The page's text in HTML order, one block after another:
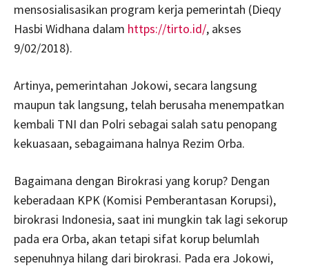
mensosialisasikan program kerja pemerintah (Dieqy
Hasbi Widhana dalam https://tirto.id/, akses
9/02/2018).
Artinya, pemerintahan Jokowi, secara langsung
maupun tak langsung, telah berusaha menempatkan
kembali TNI dan Polri sebagai salah satu penopang
kekuasaan, sebagaimana halnya Rezim Orba.
Bagaimana dengan Birokrasi yang korup? Dengan
keberadaan KPK (Komisi Pemberantasan Korupsi),
birokrasi Indonesia, saat ini mungkin tak lagi sekorup
pada era Orba, akan tetapi sifat korup belumlah
sepenuhnya hilang dari birokrasi. Pada era Jokowi,